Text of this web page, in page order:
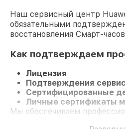
Наш сервисный центр
обязательными
восстановления Смарт-
Как подтверждаем
Лицензия
Подтверждения
Сертифицированные
Личные сертификаты
Мы обеспечиваем